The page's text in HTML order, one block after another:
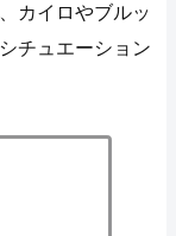
カイロやブルッ
チュエーション